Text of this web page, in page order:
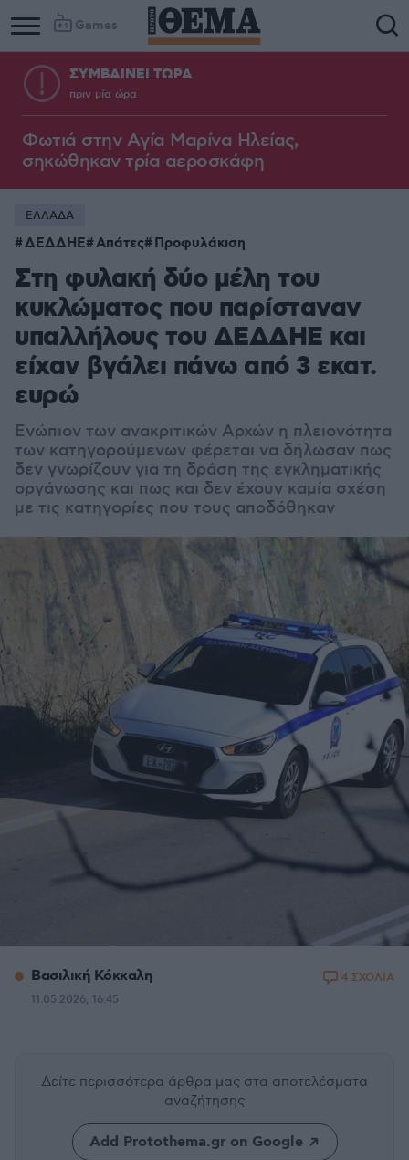
Games
ΣΥΜΒΑΙΝΕΙ ΤΩΡΑ
πριν μία ώρα
Φωτιά στην Aγία Μαρίνα Ηλείας,
σηκώθηκαν τρία αεροσκάφη
ΕΛΛΑΔΑ
ΔΕΔΔΗΕ Απάτες Προφυλάκιση
Στη φυλακή δύο μέλη του
κυκλώματος που παρίσταναν
υπαλλήλους του ΔΕΔΔΗΕ και
είχαν βγάλει πάνω από 3 εκατ.
ευρώ
Ενώπιον των ανακριτικών Αρχών η πλειονότητα
των κατηγορούμενων φέρεται να δήλωσαν πως
δεν γνωρίζουν για τη δράση της εγκληματικής
οργάνωσης και πως και δεν έχουν καμία σχέση
με τις κατηγορίες που τους αποδόθηκαν
Βασιλική Κόκκαλη
11.05.2026, 16:45
4 ΣΧΟΛΙΑ
Δείτε περισσότερα άρθρα μας στα αποτελέσματα
αναζήτησης
Add Protothema.gr on Google